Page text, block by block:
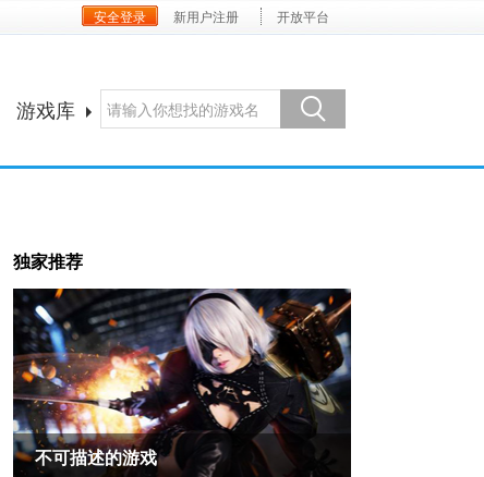
安全登录 新用户注册 开放平台
游戏库
独家推荐
不可描述的游戏